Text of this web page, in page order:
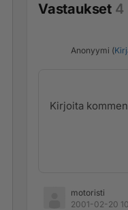
Vastaukset 4
Anonyymi (
motoristi
2001-02-20